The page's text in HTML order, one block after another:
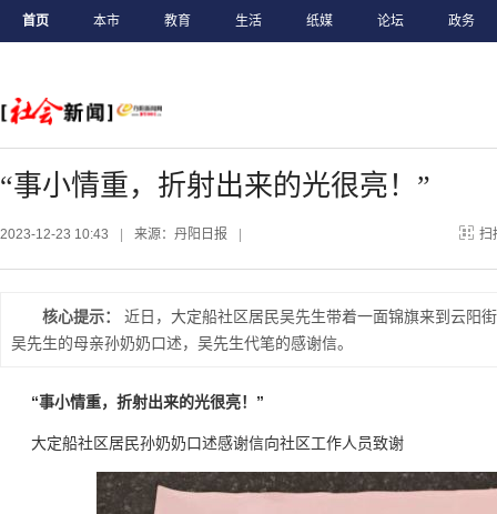
首页 本市 教育 生活 纸媒 论坛 政务
“事小情重，折射出来的光很亮！”
2023-12-23 10:43 来源：丹阳日报 扫
核心提示：
近日，大定船社区居民吴先生带着一面锦旗来到云阳
吴先生的母亲孙奶奶口述，吴先生代笔的感谢信。
“事小情重，折射出来的光很亮！”
大定船社区居民孙奶奶口述感谢信向社区工作人员致谢